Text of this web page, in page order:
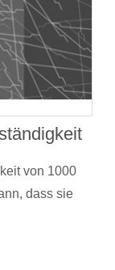
von 1000
dass sie